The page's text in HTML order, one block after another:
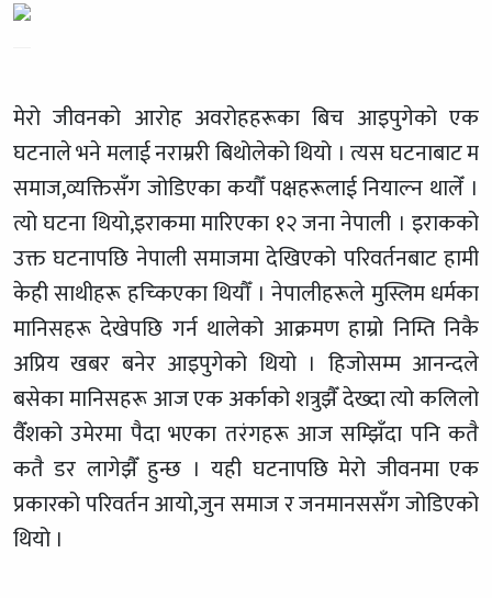
मेरो जीवनको आरोह अवरोहहरूका बिच आइपुगेको एक
घटनाले भने मलाई नराम्ररी बिथोलेको थियो । त्यस घटनाबाट म
समाज,व्यक्तिसँग जोडिएका कयौँ पक्षहरूलाई नियाल्न थालेँ ।
त्यो घटना थियो,इराकमा मारिएका १२ जना नेपाली । इराकको
उक्त घटनापछि नेपाली समाजमा देखिएको परिवर्तनबाट हामी
केही साथीहरू हच्किएका थियौँ । नेपालीहरूले मुस्लिम धर्मका
मानिसहरू देखेपछि गर्न थालेको आक्रमण हाम्रो निम्ति निकै
अप्रिय खबर बनेर आइपुगेको थियो । हिजोसम्म आनन्दले
बसेका मानिसहरू आज एक अर्काको शत्रुझैँ देख्दा त्यो कलिलो
वैँशको उमेरमा पैदा भएका तरंगहरू आज सम्झिँदा पनि कतै
कतै डर लागेझैँ हुन्छ । यही घटनापछि मेरो जीवनमा एक
प्रकारको परिवर्तन आयो,जुन समाज र जनमानससँग जोडिएको
थियो ।